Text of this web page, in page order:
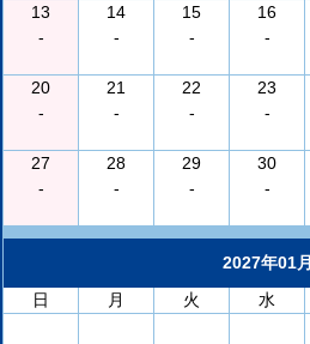
13
-
14
-
15
-
16
-
20
-
21
-
22
-
23
-
27
-
28
-
29
-
30
-
2027年01月
日
月 火 水